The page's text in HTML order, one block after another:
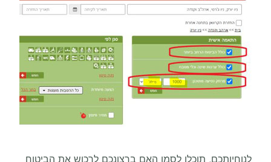
לנוחיותכם, תוכלו לסמן האם ברצונכם לרכוש את הביטוח